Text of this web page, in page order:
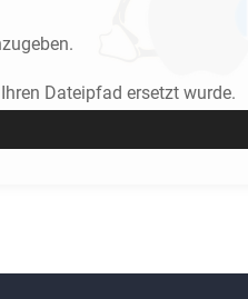
Dateipfad ersetzt wurde.